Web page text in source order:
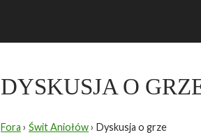
DYSKUSJA O
Fora › Świt Aniołów› Dyskusja o grze